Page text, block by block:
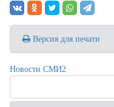
Версия для печати
Новости СМИ2